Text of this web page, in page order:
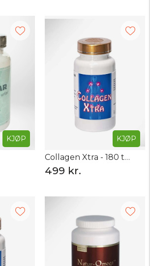
KJØP
Collagen Xtra - 180 tabletter
499 kr.
KJØP